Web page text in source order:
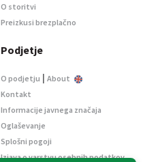
O storitvi
Preizkusi brezplačno
Podjetje
O podjetju | About
Kontakt
Informacije javnega značaja
Oglaševanje
Splošni pogoji
Izjava o varstvu osebnih podatkov